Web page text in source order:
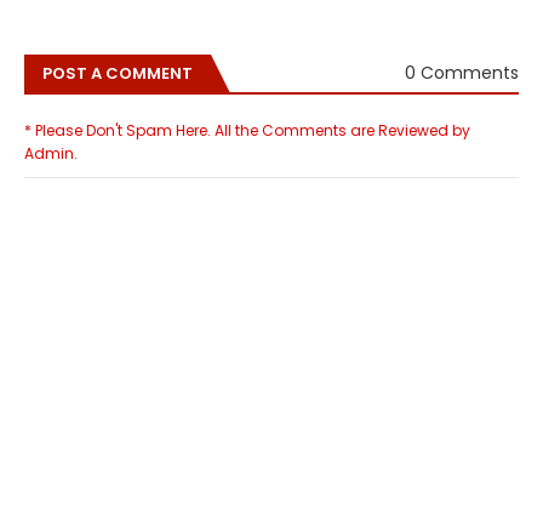
POST A COMMENT 0 Comments
* Please Don't Spam Here. All the Comments are Reviewed by
Admin.